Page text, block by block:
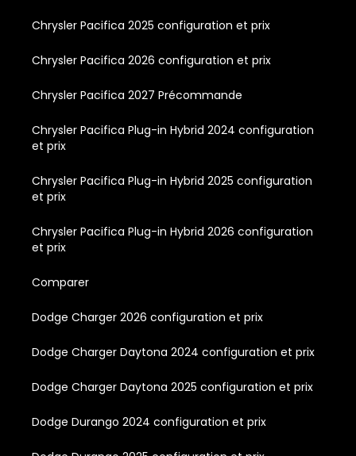
Chrysler Pacifica 2025 configuration et prix
Chrysler Pacifica 2026 configuration et prix
Chrysler Pacifica 2027 Précommande
Chrysler Pacifica Plug-in Hybrid 2024 configuration
et prix
Chrysler Pacifica Plug-in Hybrid 2025 configuration
et prix
Chrysler Pacifica Plug-in Hybrid 2026 configuration
et prix
Comparer
Dodge Charger 2026 configuration et prix
Dodge Charger Daytona 2024 configuration et prix
Dodge Charger Daytona 2025 configuration et prix
Dodge Durango 2024 configuration et prix